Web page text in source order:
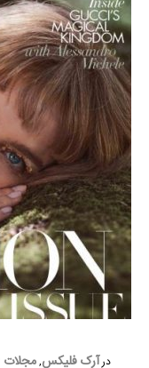
درآرک فلیکس,مجلات VIP